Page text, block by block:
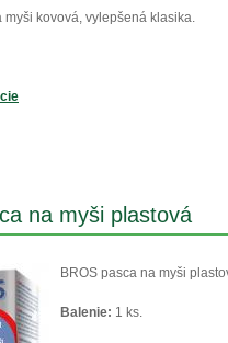
myši kovová, vylepšená klasika.
na myši plastová
BROS pasca na myši
Balenie: 1 ks.